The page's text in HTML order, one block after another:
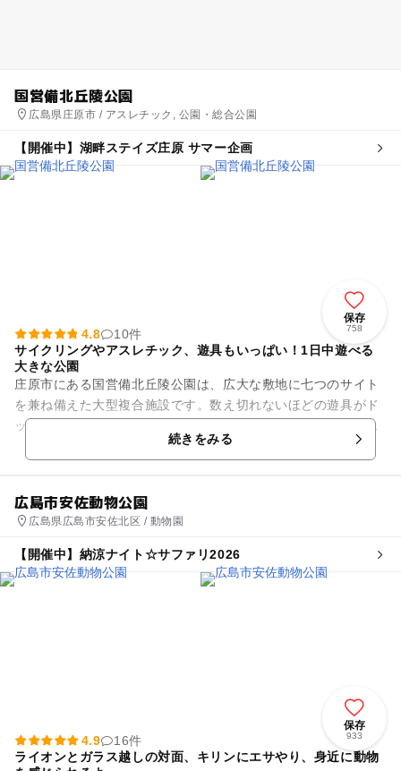
国営備北丘陵公園
広島県庄原市 / アスレチック, 公園・総合公園
【開催中】湖畔ステイズ庄原 サマー企画
保存
758
4.8
10件
サイクリングやアスレチック、遊具もいっぱい！1日中遊べる
大きな公園
庄原市にある国営備北丘陵公園は、広大な敷地に七つのサイト
を兼ね備えた大型複合施設です。数え切れないほどの遊具がド
ッキングした大型複合遊具「きゅうの丘」をはじめ、林間アス
レチック、芝すべりが楽しめ...続きをみる
広島市安佐動物公園
広島県広島市安佐北区 / 動物園
【開催中】納涼ナイト☆サファリ2026
保存
933
4.9
16件
ライオンとガラス越しの対面、キリンにエサやり、身近に動物